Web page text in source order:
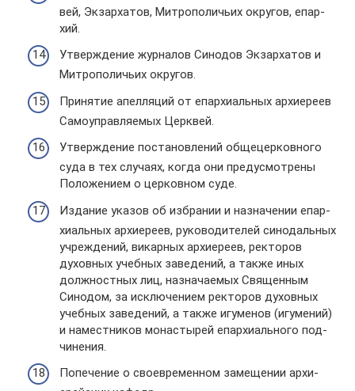
вей, Экзар­ха­тов, Мит­ро­по­ли­чьих окру­гов, епар­
хий.
Утвер­жде­ние жур­на­лов Сино­дов Экзар­ха­тов и
Мит­ро­по­ли­чьих окру­гов.
При­ня­тие апел­ля­ций от епар­хи­аль­ных архи­ереев
Само­управ­ля­е­мых Церк­вей.
Утвер­жде­ние поста­нов­ле­ний обще­цер­ков­ного
суда в тех слу­чаях, когда они преду­смот­рены
Поло­же­нием о цер­ков­ном суде.
Изда­ние указов об избра­нии и назна­че­нии епар­
хи­аль­ных архи­ереев, руко­во­ди­те­лей сино­даль­ных
учре­жде­ний, викар­ных архи­ереев, рек­то­ров
духов­ных учеб­ных заве­де­ний, а также иных
долж­ност­ных лиц, назна­ча­е­мых Свя­щен­ным
Сино­дом, за исклю­че­нием рек­то­ров духов­ных
учеб­ных заве­де­ний, а также игу­ме­нов (игу­ме­ний)
и намест­ни­ков мона­сты­рей епар­хи­аль­ного под­
чи­не­ния.
Попе­че­ние о свое­вре­мен­ном заме­ще­нии архи­